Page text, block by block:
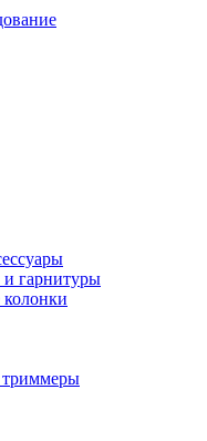
гарнитуры
триммеры